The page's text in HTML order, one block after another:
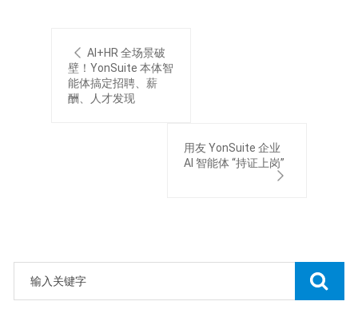
AI+HR 全场景破
壁！YonSuite 本体智
能体搞定招聘、薪
酬、人才发现
用友 YonSuite 企业
AI 智能体 “持证上岗”